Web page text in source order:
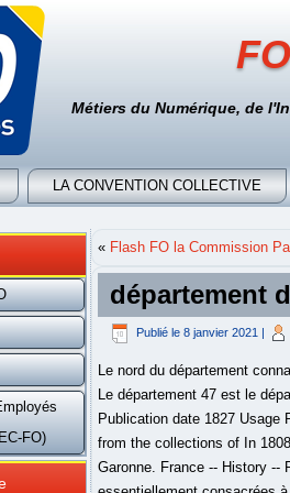
Métiers du Numérique, de
LA CONVENTION COLLECTIVE
FO)
« Flash FO la Commission
département
Publié le 8 janvier 2021 |
Le nord du département connaît un climat davantage montagnard lié à la proximité du Massif central, le sud subit un climat plus tempéré. Le département 47 est le département du Lot-et-Garonne. Its prefecture is Cahors; its subprefectures are Figeac and Gourdon. Publication date 1827 Usage Public Domain Mark 1.0 Topics bub_upload Collection europeanlibraries Digitizing sponsor Google Book from the collections of In 1808 some of the original southeastern cantons were separated from it to form the department of Tarn-et-Garonne. France -- History -- Revolution -- Sources. Le département du Lot comprend 223 000 hectares de surfaces agricoles qui sont essentiellement consacrées à l’élevage bovin, ovin et caprin. La dernière modification de cette page a été faite le 3 janvier 2021 à 14:02. Une compilation en musique de mes images drone 2019 (dont certaines inédites) au-dessus du Quercy Blanc, de … Le suffrage universel dans le département du Lot en 1848. Évolution du coronavirus dans le département Lot . Het is een zachtglooiende hoogvlakte met zeer arme grond. In: La Révolution de 1848. Vallès François. De nouveaux masques distribués au … Trouvez l’adresse qui vous intéresse sur la carte Lot ou préparez un calcul d'itinéraire à partir de ou vers Lot, trouvez tous les sites touristiques et les restaurants du Guide Michelin dans ou à proximité de Lot. This file is licensed under the Creative Commons Attribution-Share Alike 4.0 International license. Département du Lot: Licensing . Le Lot est le 2e département de France pour les brebis nourrices. La superficie du département du Lot-et-Garonne est de 5 361 km 2 et sa population de 332 842 habitants, pour une densité de 62 habitants/km². Pourquoi venir s’installer dans le Lot ? Som i dag, i morgen, en uge. Taux de dépistage dans le département Lot. Beauregard , Département du Lot. « De gueules au pont de six arches d'argent, maçonné de sable, posé sur des ondes d'azur mouvant de la pointe, sommé de cinq tourelles aussi d'argent, maçonnées de sable, ouvertes du champ, surmontées de cinq fleurs de lys d'or. Le